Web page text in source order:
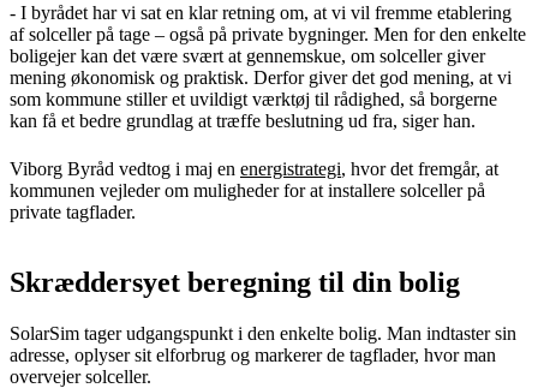
- I byrådet har vi sat en klar retning om, at vi vil fremme etablering
af solceller på tage – også på private bygninger. Men for den enkelte
boligejer kan det være svært at gennemskue, om solceller giver
mening økonomisk og praktisk. Derfor giver det god mening, at vi
som kommune stiller et uvildigt værktøj til rådighed, så borgerne
kan få et bedre grundlag at træffe beslutning ud fra, siger han.
Viborg Byråd vedtog i maj en energistrategi, hvor det fremgår, at
kommunen vejleder om muligheder for at installere solceller på
private tagflader.
Skræddersyet beregning til din bolig
SolarSim tager udgangspunkt i den enkelte bolig. Man indtaster sin
adresse, oplyser sit elforbrug og markerer de tagflader, hvor man
overvejer solceller.